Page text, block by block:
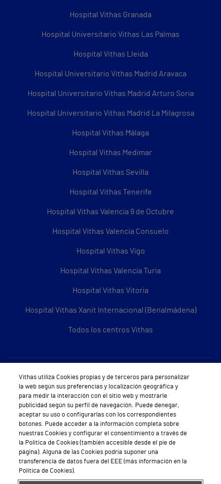
Hospital Vithas Granada
Hospital Universitario Vithas Las Palmas
Hospital Vithas Lleida
Hospital Universitario Vithas Madrid Aravaca
Hospital Universitario Vithas Madrid Arturo Soria
Hospital Universitario Vithas Madrid La Milagrosa
Hospital Vithas Málaga
Hospital Vithas Medimar
Hospital Vithas Sevilla
Hospital Vithas Tenerife
Hospital Vithas Valencia 9 de Octubre
Hospital Vithas Valencia Consuelo
Hospital Vithas Vigo
Hospital Vithas Valencia Turia
Hospital Vithas Vitoria
Hospital Vithas Xanit Internacional (Benalmádena)
Todos los centros Vithas
Sobre Vithas
Quiénes somos
Trabajar en Vithas
Teléfono Cita Médica
Teléfono Atención al Cliente
Política de seguridad y salud en el trabajo
Vithas utiliza Cookies propias y de terceros para personalizar
la web según sus preferencias y localización geográfica y
para medir la interacción con el sitio web y mostrarle
publicidad según su perfil de navegación. Puede denegar,
aceptar su uso o configurarlas con los correspondientes
botones. Puede acceder a la información completa sobre
nuestras Cookies y configurar el consentimiento a través de
la Política de Cookies (también accesible desde el pie de
página). Alguna de las Cookies podría suponer una
transferencia de datos fuera del EEE (más información en la
Política de Cookies).